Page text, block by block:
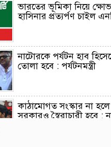
ভারতের ভূমিকা নিয়ে
হাসিনার প্রত্যর্পণ চাইল
নাটোরকে পর্যটন হাব
তোলা হবে : পর্যটনমন্ত্রী
কাঠামোগত সংস্কার না
সরকারও স্বৈরাচারী হবে :